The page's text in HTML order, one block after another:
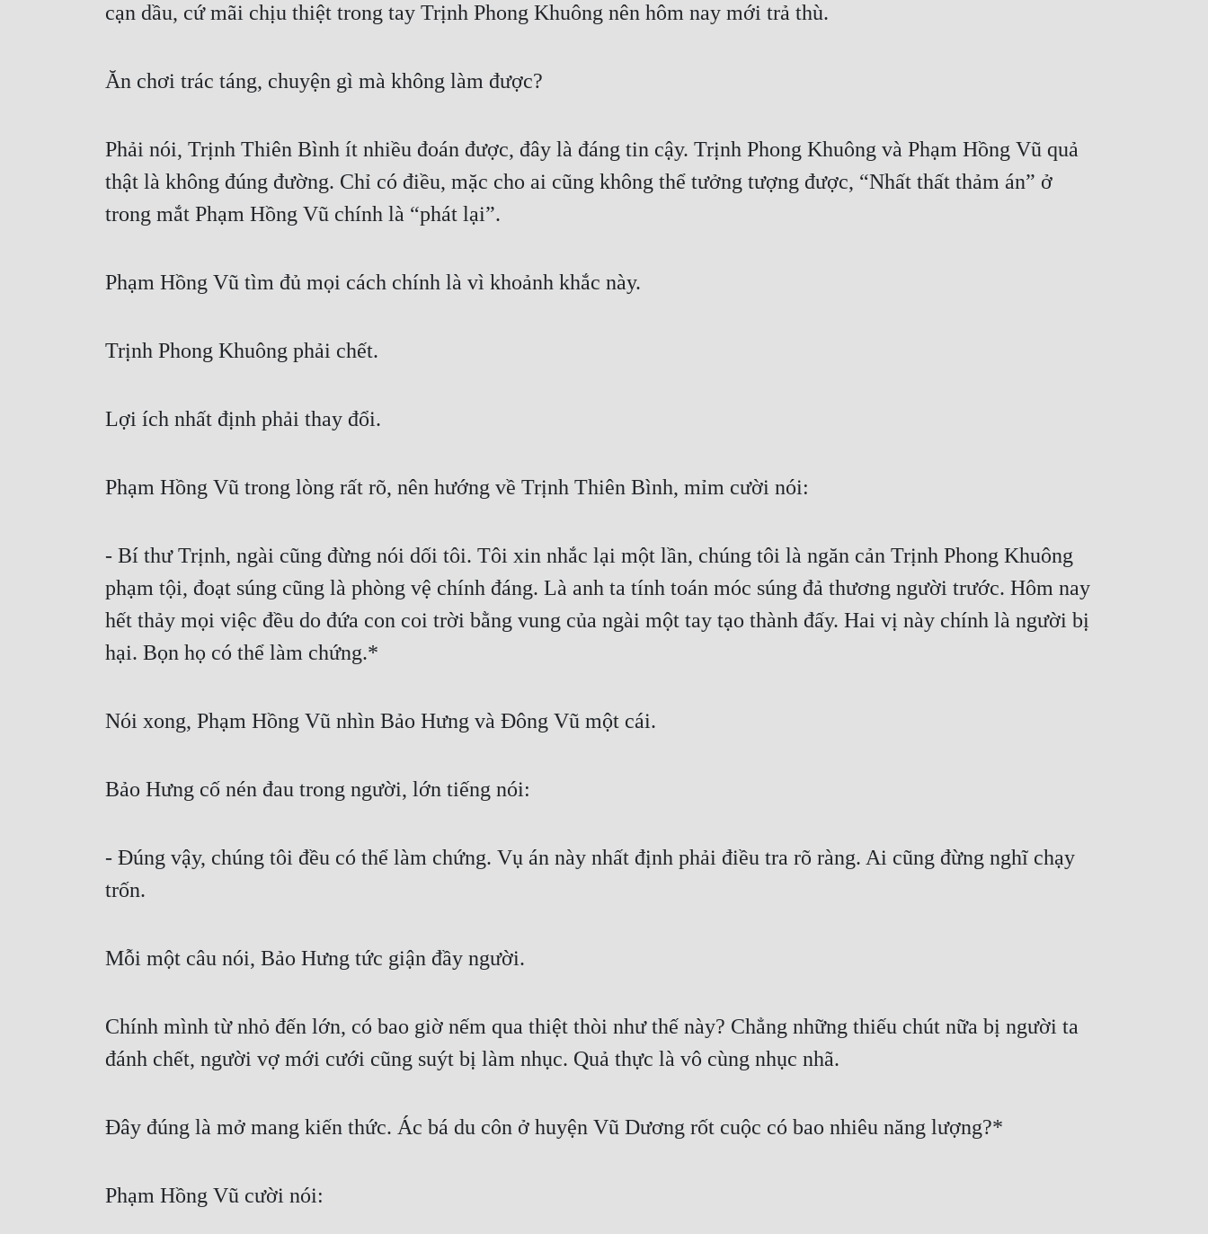
cạn dầu, cứ mãi chịu thiệt trong tay Trịnh Phong Khuông nên hôm nay mới trả thù.
Ăn chơi trác táng, chuyện gì mà không làm được?
Phải nói, Trịnh Thiên Bình ít nhiều đoán được, đây là đáng tin cậy. Trịnh Phong Khuông và Phạm Hồng Vũ quả
thật là không đúng đường. Chỉ có điều, mặc cho ai cũng không thể tưởng tượng được, “Nhất thất thảm án” ở
trong mắt Phạm Hồng Vũ chính là “phát lại”.
Phạm Hồng Vũ tìm đủ mọi cách chính là vì khoảnh khắc này.
Trịnh Phong Khuông phải chết.
Lợi ích nhất định phải thay đổi.
Phạm Hồng Vũ trong lòng rất rõ, nên hướng về Trịnh Thiên Bình, mỉm cười nói:
- Bí thư Trịnh, ngài cũng đừng nói dối tôi. Tôi xin nhắc lại một lần, chúng tôi là ngăn cản Trịnh Phong Khuông
phạm tội, đoạt súng cũng là phòng vệ chính đáng. Là anh ta tính toán móc súng đả thương người trước. Hôm nay
hết thảy mọi việc đều do đứa con coi trời bằng vung của ngài một tay tạo thành đấy. Hai vị này chính là người bị
hại. Bọn họ có thể làm chứng.*
Nói xong, Phạm Hồng Vũ nhìn Bảo Hưng và Đông Vũ một cái.
Bảo Hưng cố nén đau trong người, lớn tiếng nói:
- Đúng vậy, chúng tôi đều có thể làm chứng. Vụ án này nhất định phải điều tra rõ ràng. Ai cũng đừng nghĩ chạy
trốn.
Mỗi một câu nói, Bảo Hưng tức giận đầy người.
Chính mình từ nhỏ đến lớn, có bao giờ nếm qua thiệt thòi như thế này? Chẳng những thiếu chút nữa bị người ta
đánh chết, người vợ mới cưới cũng suýt bị làm nhục. Quả thực là vô cùng nhục nhã.
Đây đúng là mở mang kiến thức. Ác bá du côn ở huyện Vũ Dương rốt cuộc có bao nhiêu năng lượng?*
Phạm Hồng Vũ cười nói: